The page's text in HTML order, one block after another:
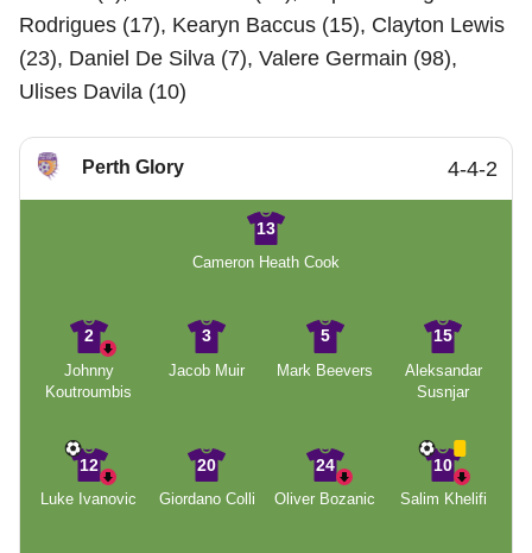
Rodrigues (17), Kearyn Baccus (15), Clayton Lewis
(23), Daniel De Silva (7), Valere Germain (98),
Ulises Davila (10)
Perth Glory 4-4-2
13
Cameron Heath Cook
2
Johnny
Koutroumbis
3
Jacob Muir
5
Mark Beevers
15
Aleksandar
Susnjar
12
Luke Ivanovic
20
Giordano Colli
24
Oliver Bozanic
10
Salim Khelifi